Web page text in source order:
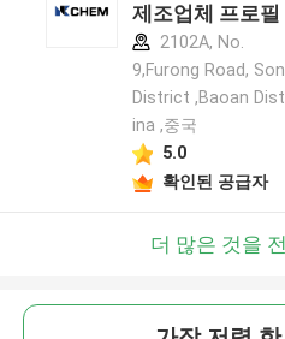
제조업체 프로필
2102A, No.
9,Furong Road,
District ,Baoan
ina ,중국
5.0
확인된 공급자
더 많은 것을